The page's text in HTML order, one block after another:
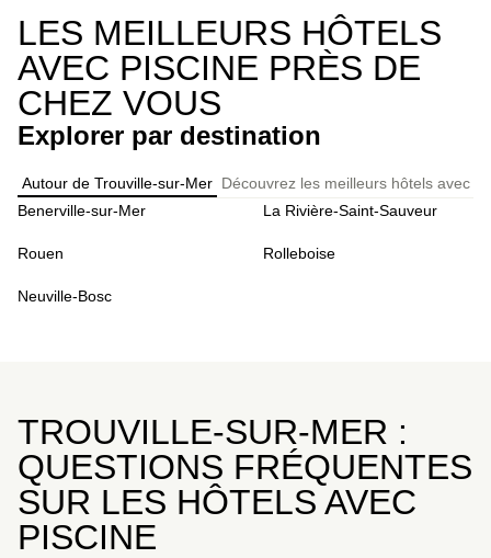
LES MEILLEURS HÔTELS
AVEC PISCINE PRÈS DE
CHEZ VOUS
Explorer par destination
Autour de Trouville-sur-Mer Découvrez les meilleurs hôtels avec
Benerville-sur-Mer
La Rivière-Saint-Sauveur
Rouen Rolleboise
Neuville-Bosc
TROUVILLE-SUR-MER :
QUESTIONS FRÉQUENTES
SUR LES HÔTELS AVEC
PISCINE